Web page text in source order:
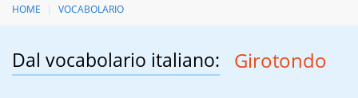
HOME VOCABOLARIO
Dal vocabolario italiano: Girotondo